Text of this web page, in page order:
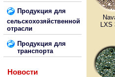
Продукция для
сельскохозяйственной
отрасли
Продукция для
транспорта
Новости
LXS